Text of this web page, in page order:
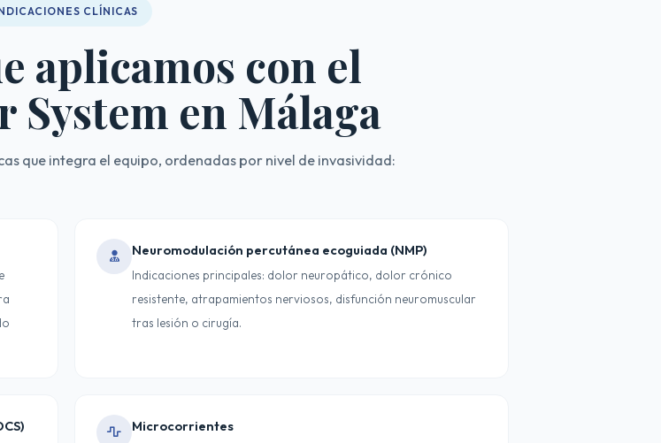
CLÍNICAS
aplicamos con el
System en Málaga
que integra el equipo, ordenadas por nivel de invasividad:
Neuromodulación percutánea ecoguiada (NMP)
Indicaciones principales: dolor neuropático, dolor crónico
resistente, atrapamientos nerviosos, disfunción neuromuscular
tras lesión o cirugía.
Microcorrientes